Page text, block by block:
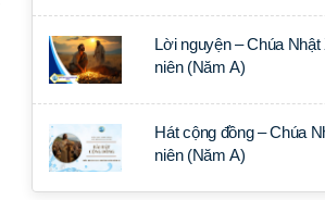
Lời nguyện – Chúa
niên (Năm A)
Hát cộng đồng – Chúa
niên (Năm A)